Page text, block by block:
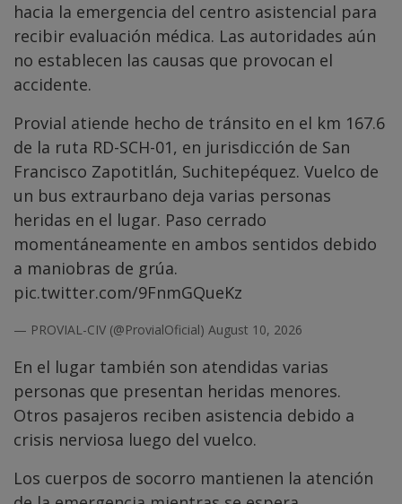
hacia la emergencia del centro asistencial para
recibir evaluación médica. Las autoridades aún
no establecen las causas que provocan el
accidente.
Provial atiende hecho de tránsito en el km 167.6
de la ruta RD-SCH-01, en jurisdicción de San
Francisco Zapotitlán, Suchitepéquez. Vuelco de
un bus extraurbano deja varias personas
heridas en el lugar. Paso cerrado
momentáneamente en ambos sentidos debido
a maniobras de grúa.
pic.twitter.com/9FnmGQueKz
— PROVIAL-CIV (@ProvialOficial) August 10, 2026
En el lugar también son atendidas varias
personas que presentan heridas menores.
Otros pasajeros reciben asistencia debido a
crisis nerviosa luego del vuelco.
Los cuerpos de socorro mantienen la atención